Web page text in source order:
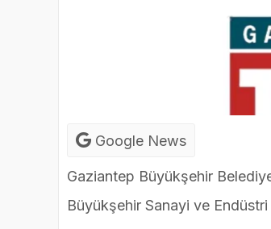
Google News
Gaziantep Büyükşehir
Büyükşehir Sanayi ve